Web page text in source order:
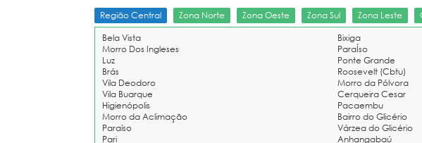
Região Central Zona Norte Zona Oeste Zona Sul Zona Leste
Bela Vista Bixiga
Morro Dos Ingleses
ParaÍso
Luz
Ponte Grande
Brás
Roosevelt (Cbtu)
Vila Deodoro
Morro da Pólvora
Vila Buarque
Cerqueira Cesar
Higienópolis
Pacaembu
Morro da Aclimação
Bairro do Glicério
Paraíso
Várzea do Glicério
Pari
Anhangabaú